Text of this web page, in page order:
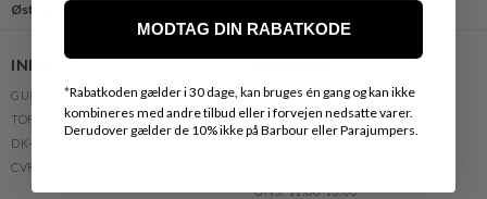
Østrig
INFO
GUNDTOFT
TORVEGADE 6
DK-7100 VEJLE
CVR. 51568710
WEBSHOP
TLF.NR.: +45 76 40 81 36
TELEFONTID:
ONS: 11:00-13:00
MODTAG DIN RABATKODE
*Rabatkoden gælder i 30 dage, kan bruges én gang og kan ikke
kombineres med andre tilbud eller i forvejen nedsatte varer.
Derudover gælder de 10% ikke på Barbour eller Parajumpers.